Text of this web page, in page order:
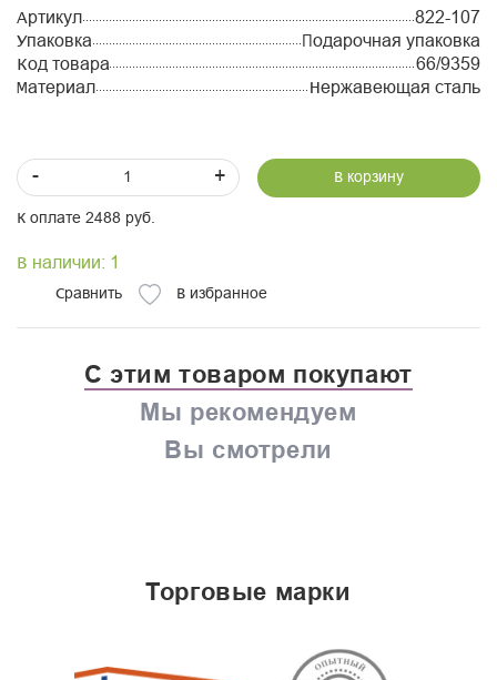
Артикул
822-107
Упаковка
Подарочная упаковка
Код товара
66/9359
Материал
Нержавеющая сталь
- + В корзину
К оплате 2488 руб.
В наличии: 1
Сравнить В избранное
С этим товаром покупают
Мы рекомендуем
Вы смотрели
торговые марки